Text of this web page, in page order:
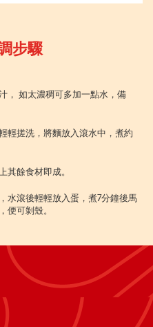
步驟
， 如太濃稠可多加一點水，備
輕搓洗，將麵放入滾水中，煮約
其餘食材即成。
水滾後輕輕放入蛋，煮7分鐘後馬
便可剝殼。